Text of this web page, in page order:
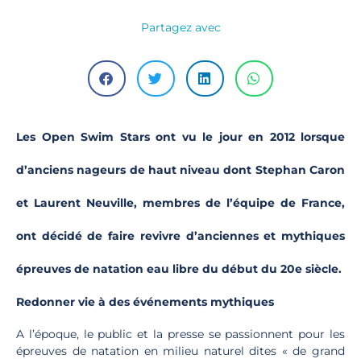
Partagez avec
Les Open Swim Stars ont vu le jour en 2012 lorsque
d’anciens nageurs de haut niveau dont Stephan Caron
et Laurent Neuville, membres de l’équipe de France,
ont décidé de faire revivre d’anciennes et mythiques
épreuves de natation eau libre du début du 20e siècle.
Redonner vie à des événements mythiques
A l’époque, le public et la presse se passionnent pour les
épreuves de natation en milieu naturel dites « de grand